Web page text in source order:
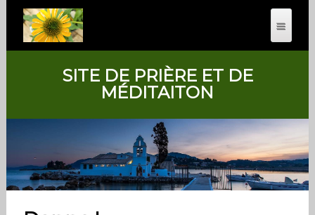
SITE DE PRIÈRE ET DE
MÉDITAITON